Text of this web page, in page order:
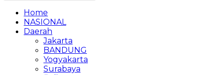
Home
NASIONAL
Daerah
Jakarta
BANDUNG
Yogyakarta
Surabaya